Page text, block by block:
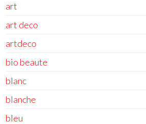
art
art deco
artdeco
bio beaute
blanc
blanche
bleu